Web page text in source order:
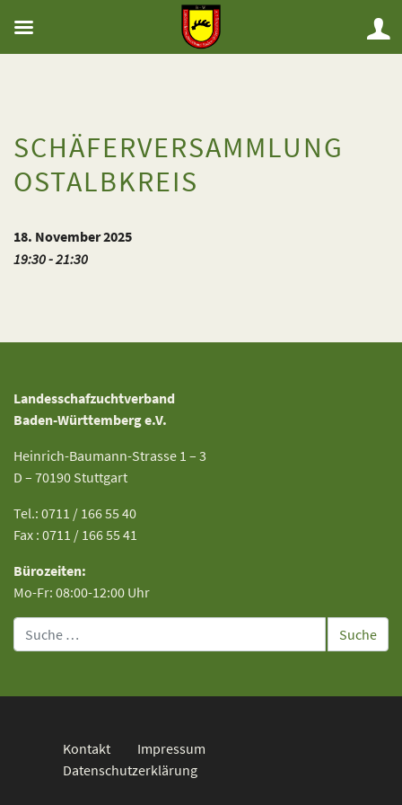
SCHÄFERVERSAMMLUNG
OSTALBKREIS
18. November 2025
19:30 - 21:30
Landesschafzuchtverband
Baden-Württemberg e.V.
Heinrich-Baumann-Strasse 1 – 3
D – 70190 Stuttgart
Tel.: 0711 / 166 55 40
Fax : 0711 / 166 55 41
Bürozeiten:
Mo-Fr: 08:00-12:00 Uhr
Suche
Kontakt
Impressum
Datenschutzerklärung